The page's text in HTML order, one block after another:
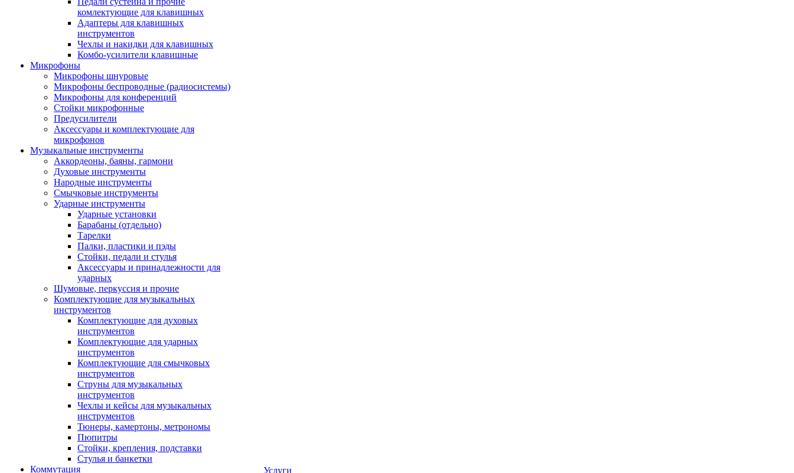
комлектующие для клавишных
Адаптеры для клавишных
инструментов
Чехлы и накидки для клавишных
Комбо-усилители клавишные
Микрофоны
Микрофоны шнуровые
Микрофоны беспроводные (радиосистемы)
Микрофоны для конференций
Стойки микрофонные
Предусилители
Аксессуары и комплектующие для
микрофонов
Музыкальные инструменты
Аккордеоны, баяны, гармони
Духовые инструменты
Народные инструменты
Смычковые инструменты
Ударные инструменты
Ударные установки
Барабаны (отдельно)
Тарелки
Палки, пластики и пэды
Стойки, педали и стулья
Аксессуары и принадлежности для
ударных
Шумовые, перкуссия и прочие
Комплектующие для музыкальных
инструментов
Комплектующие для духовых
инструментов
Комплектующие для ударных
инструментов
Комплектующие для смычковых
инструментов
Струны для музыкальных
инструментов
Чехлы и кейсы для музыкальных
инструментов
Тюнеры, камертоны, метрономы
Пюпитры
Стойки, крепления, подставки
Стулья и банкетки
Коммутация
Услуги